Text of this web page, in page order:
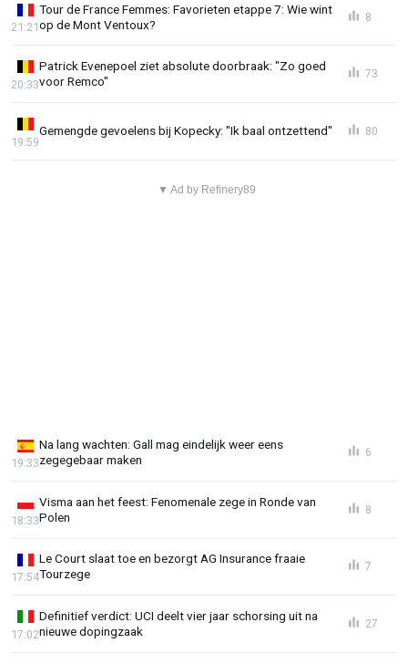
Tour de France Femmes: Favorieten etappe 7: Wie wint
op de Mont Ventoux?
21:21
8
Patrick Evenepoel ziet absolute doorbraak: "Zo goed
voor Remco"
20:33
73
Gemengde gevoelens bij Kopecky: "Ik baal ontzettend"
19:59
80
▼ Ad by Refinery89
Na lang wachten: Gall mag eindelijk weer eens
zegegebaar maken
19:33
6
Visma aan het feest: Fenomenale zege in Ronde van
Polen
18:33
8
Le Court slaat toe en bezorgt AG Insurance fraaie
Tourzege
17:54
7
Definitief verdict: UCI deelt vier jaar schorsing uit na
nieuwe dopingzaak
17:02
27